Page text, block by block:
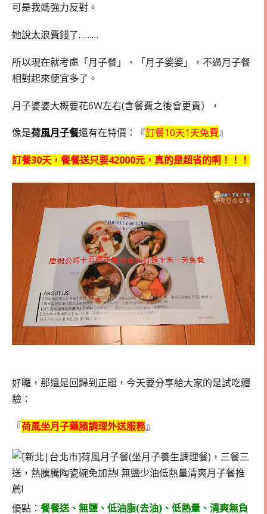
可是我媽強力反對。
她說太浪費錢了………
所以現在就考慮「月子餐」、「月子婆婆」，不過月子餐
相對起來便宜多了。
月子婆婆大概要花6W左右(含餐費之後會更貴），
像是荷風月子餐還有在特價：『訂餐10天1天免費』
訂餐30天，餐餐送只要42000元，真的是超省的啊！！！
好囉，那還是回歸到正題，今天要分享給大家的是試吃體
驗：
『荷風坐月子藥膳調理外送服務』
優點： 餐餐送、無鹽、低油脂(去油)、低熱量、清爽無負